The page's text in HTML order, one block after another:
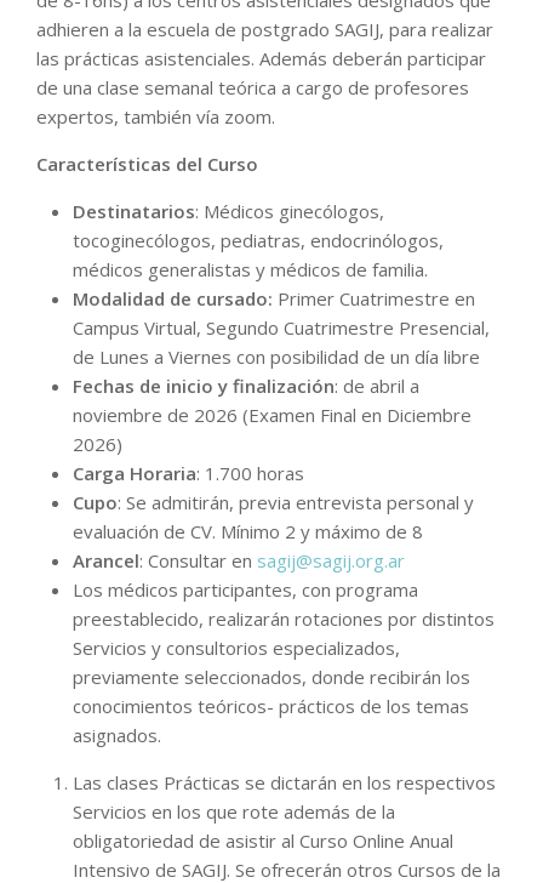
adhieren a la escuela de postgrado SAGIJ, para realizar
las prácticas asistenciales. Además deberán participar
de una clase semanal teórica a cargo de profesores
expertos, también vía zoom.
Características del Curso
Destinatarios: Médicos ginecólogos,
tocoginecólogos, pediatras, endocrinólogos,
médicos generalistas y médicos de familia.
Modalidad de cursado: Primer Cuatrimestre en
Campus Virtual, Segundo Cuatrimestre Presencial,
de Lunes a Viernes con posibilidad de un día libre
Fechas de inicio y finalización: de abril a
noviembre de 2026 (Examen Final en Diciembre
2026)
Carga Horaria: 1.700 horas
Cupo: Se admitirán, previa entrevista personal y
evaluación de CV. Mínimo 2 y máximo de 8
Arancel: Consultar en sagij@sagij.org.ar
Los médicos participantes, con programa
preestablecido, realizarán rotaciones por distintos
Servicios y consultorios especializados,
previamente seleccionados, donde recibirán los
conocimientos teóricos- prácticos de los temas
asignados.
Las clases Prácticas se dictarán en los respectivos
Servicios en los que rote además de la
obligatoriedad de asistir al Curso Online Anual
Intensivo de SAGIJ. Se ofrecerán otros Cursos de la